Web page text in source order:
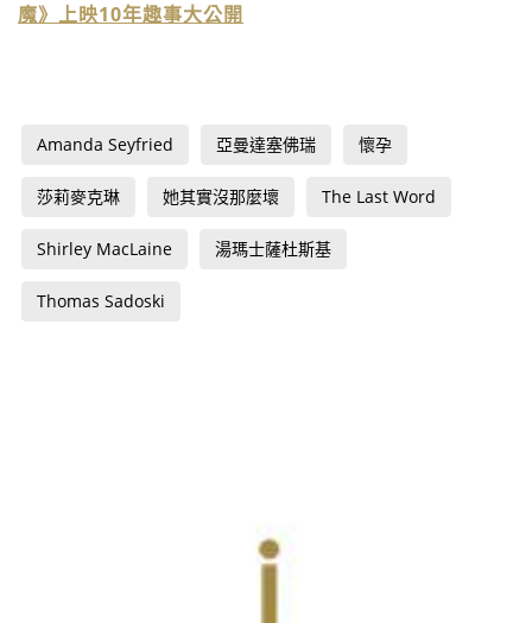
魔》上映10年趣事大公開
Amanda Seyfried 亞曼達塞佛瑞 懷孕
莎莉麥克琳 她其實沒那麼壞 The Last Word
Shirley MacLaine 湯瑪士薩杜斯基
Thomas Sadoski